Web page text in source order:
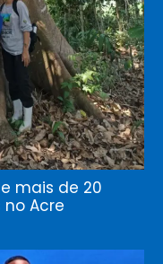
mais de 20
Acre